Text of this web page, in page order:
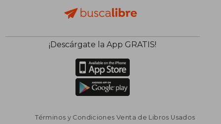
¡Descárgate la App GRATIS!
Términos y Condiciones Venta de Libros Usados